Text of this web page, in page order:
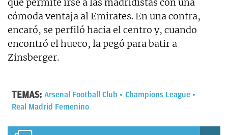
cómoda ventaja al Emirates. En una contra,
encaró, se perfiló hacia el centro y, cuando
encontró el hueco, la pegó para batir a
Zinsberger.
TEMAS: Arsenal Football Club
Champions League
Real Madrid Femenino